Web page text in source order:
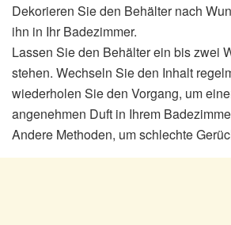
Dekorieren Sie den Behälter nach
ihn in Ihr Badezimmer.
Lassen Sie den Behälter ein bis zwei
stehen. Wechseln Sie den Inhalt
wiederholen Sie den Vorgang, um
angenehmen Duft in Ihrem
Andere Methoden, um schlechte